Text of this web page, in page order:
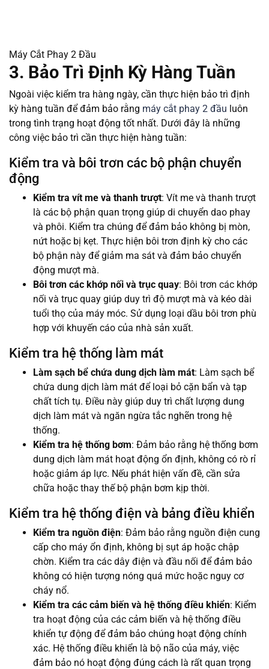
Máy Cắt Phay 2 Đầu
3. Bảo Trì Định Kỳ Hàng Tuần
Ngoài việc kiểm tra hàng ngày, cần thực hiện bảo trì định
kỳ hàng tuần để đảm bảo rằng máy cắt phay 2 đầu luôn
trong tình trạng hoạt động tốt nhất. Dưới đây là những
công việc bảo trì cần thực hiện hàng tuần:
Kiểm tra và bôi trơn các bộ phận chuyển
động
Kiểm tra vít me và thanh trượt: Vít me và thanh trượt
là các bộ phận quan trọng giúp di chuyển dao phay
và phôi. Kiểm tra chúng để đảm bảo không bị mòn,
nứt hoặc bị kẹt. Thực hiện bôi trơn định kỳ cho các
bộ phận này để giảm ma sát và đảm bảo chuyển
động mượt mà.
Bôi trơn các khớp nối và trục quay: Bôi trơn các khớp
nối và trục quay giúp duy trì độ mượt mà và kéo dài
tuổi thọ của máy móc. Sử dụng loại dầu bôi trơn phù
hợp với khuyến cáo của nhà sản xuất.
Kiểm tra hệ thống làm mát
Làm sạch bể chứa dung dịch làm mát: Làm sạch bể
chứa dung dịch làm mát để loại bỏ cặn bẩn và tạp
chất tích tụ. Điều này giúp duy trì chất lượng dung
dịch làm mát và ngăn ngừa tắc nghẽn trong hệ
thống.
Kiểm tra hệ thống bơm: Đảm bảo rằng hệ thống bơm
dung dịch làm mát hoạt động ổn định, không có rò rỉ
hoặc giảm áp lực. Nếu phát hiện vấn đề, cần sửa
chữa hoặc thay thế bộ phận bơm kịp thời.
Kiểm tra hệ thống điện và bảng điều khiển
Kiểm tra nguồn điện: Đảm bảo rằng nguồn điện cung
cấp cho máy ổn định, không bị sụt áp hoặc chập
chờn. Kiểm tra các dây điện và đầu nối để đảm bảo
không có hiện tượng nóng quá mức hoặc nguy cơ
cháy nổ.
Kiểm tra các cảm biến và hệ thống điều khiển: Kiểm
tra hoạt động của các cảm biến và hệ thống điều
khiển tự động để đảm bảo chúng hoạt động chính
xác. Hệ thống điều khiển là bộ não của máy, việc
đảm bảo nó hoạt động đúng cách là rất quan trọng